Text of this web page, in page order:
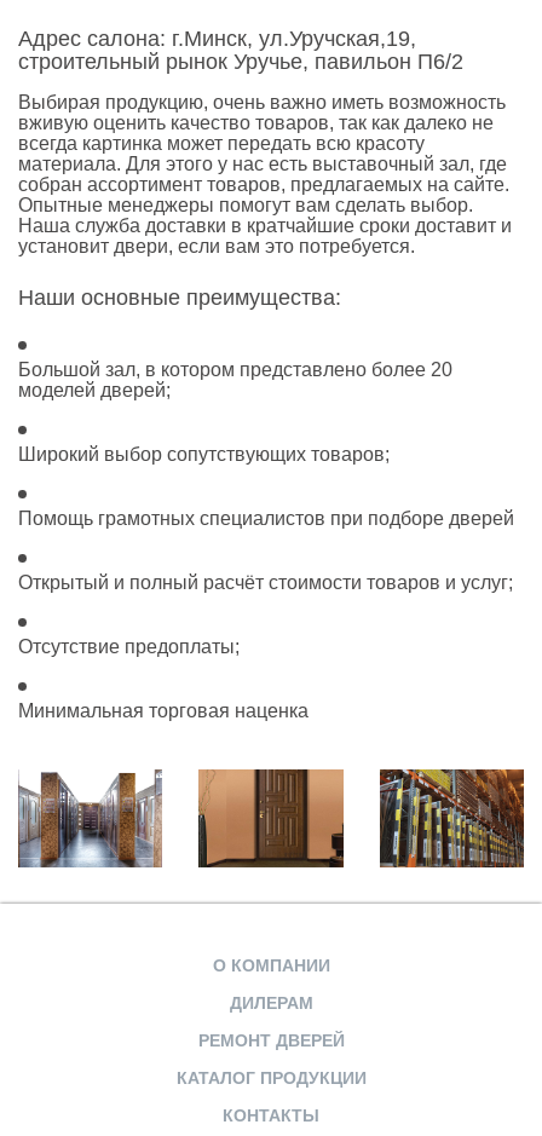
Адрес салона: г.Минск, ул.Уручская,19,
строительный рынок Уручье, павильон П6/2
Выбирая продукцию, очень важно иметь возможность
вживую оценить качество товаров, так как далеко не
всегда картинка может передать всю красоту
материала. Для этого у нас есть выставочный зал, где
собран ассортимент товаров, предлагаемых на сайте.
Опытные менеджеры помогут вам сделать выбор.
Наша служба доставки в кратчайшие сроки доставит и
установит двери, если вам это потребуется.
Наши основные преимущества:
Большой зал, в котором представлено более 20
моделей дверей;
Широкий выбор сопутствующих товаров;
Помощь грамотных специалистов при подборе дверей
Открытый и полный расчёт стоимости товаров и услуг;
Отсутствие предоплаты;
Минимальная торговая наценка
О КОМПАНИИ
ДИЛЕРАМ
РЕМОНТ ДВЕРЕЙ
КАТАЛОГ ПРОДУКЦИИ
КОНТАКТЫ